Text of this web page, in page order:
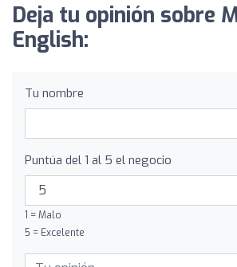
Deja tu opinión sobre
English:
Tu nombre
Puntúa del 1 al 5 el negocio
1 = Malo
5 = Excelente